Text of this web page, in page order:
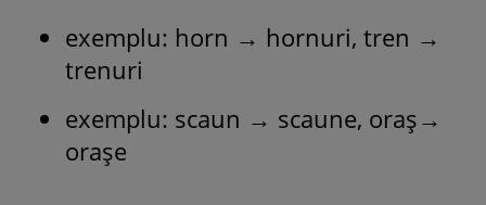
exemplu: horn → hornuri, tren →
trenuri
exemplu: scaun → scaune, oraș→
orașe